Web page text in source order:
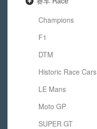
Champions
F1
DTM
Historic Race Cars
LE Mans
Moto GP
SUPER GT